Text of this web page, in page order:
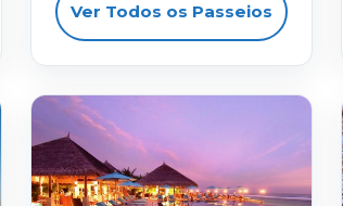
Ver Todos os Passeios